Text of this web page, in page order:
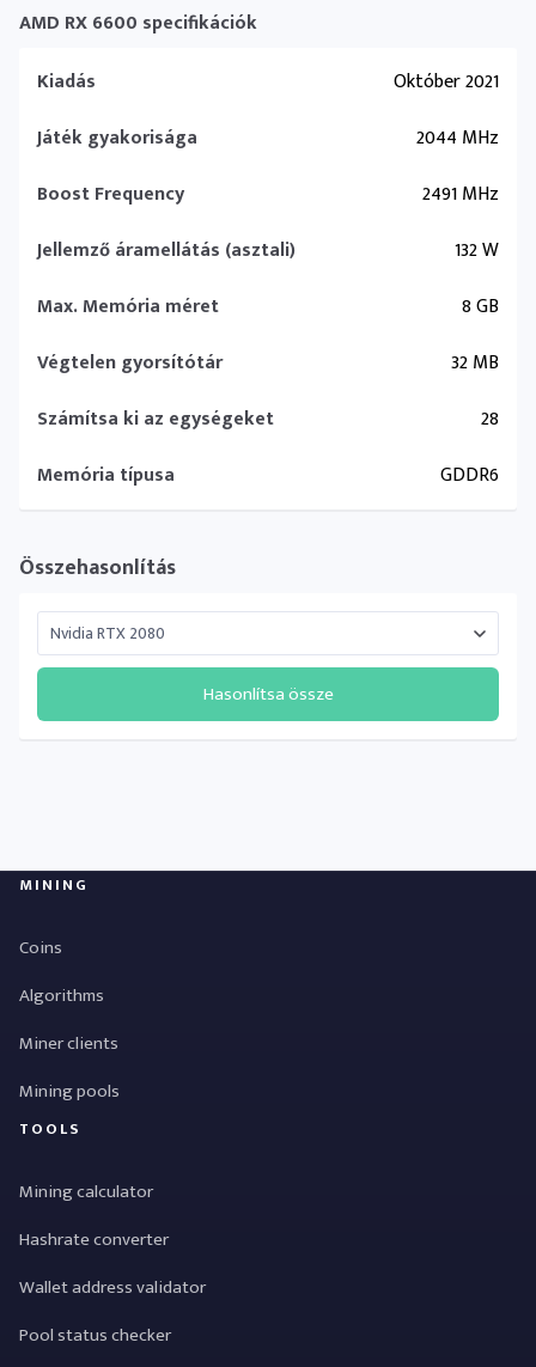
AMD RX 6600 specifikációk
Kiadás
Október 2021
Játék gyakorisága
2044 MHz
Boost Frequency
2491 MHz
Jellemző áramellátás (asztali)
132 W
Max. Memória méret
8 GB
Végtelen gyorsítótár
32 MB
Számítsa ki az egységeket
28
Memória típusa
GDDR6
Összehasonlítás
Hasonlítsa össze
MINING
Coins
Algorithms
Miner clients
Mining pools
TOOLS
Mining calculator
Hashrate converter
Wallet address validator
Pool status checker